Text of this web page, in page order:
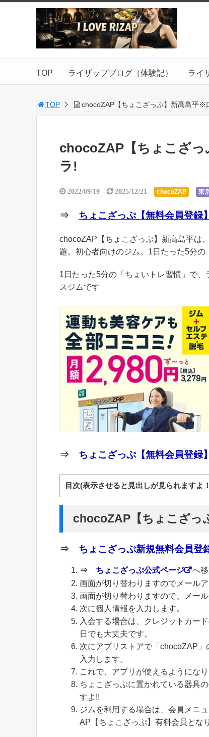
TOP ライザップブログ（体験記） ライ
TOP chocoZAP【ちょこざっぷ】新高島平※
chocoZAP【ちょこざ
ラ!
2022/09/19 2025/12/21 chocoZAP 東
⇒ ちょこざっぷ【無料会員登録
chocoZAP【ちょこざっぷ】新高島平は
題。初心者向けのジム。1日たった5分
1日たった5分の「ちょいトレ習慣」で
スジムです
⇒ ちょこざっぷ【無料会員登録
目次(表示させると見出しが見られますよ
chocoZAP【ちょこざっ
⇒ ちょこざっぷ新規無料会員登
⇒ ちょこざっぷ公式ページ
へ
画面が切り替わりますのでメール
画面が切り替わりますので、メー
次に個人情報を入力します。
入会する場合は、クレジットカー
日でも大丈夫です。
次にアプリストアで「chocoZAP
入力します。
これで、アプリが使えるようにな
ちょこざっぷに置かれている器具
すよ!!
ジムを利用する場合は、会員メニ
AP【ちょこざっぷ】有料会員とな